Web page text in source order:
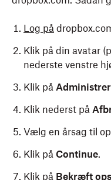
Log på
Klik på din avatar
nederste venstre
Klik på
Klik nederst på
Vælg en årsag til
Klik på Continue.
Klik på Bekræft